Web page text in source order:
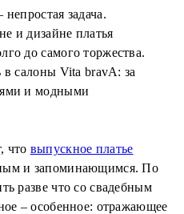
задача.
и дизайне платья
до самого торжества.
салоны Vita bravA: за
и модными
что выпускное платье
и запоминающимся. По
разве что со свадебным
– особенное: отражающее